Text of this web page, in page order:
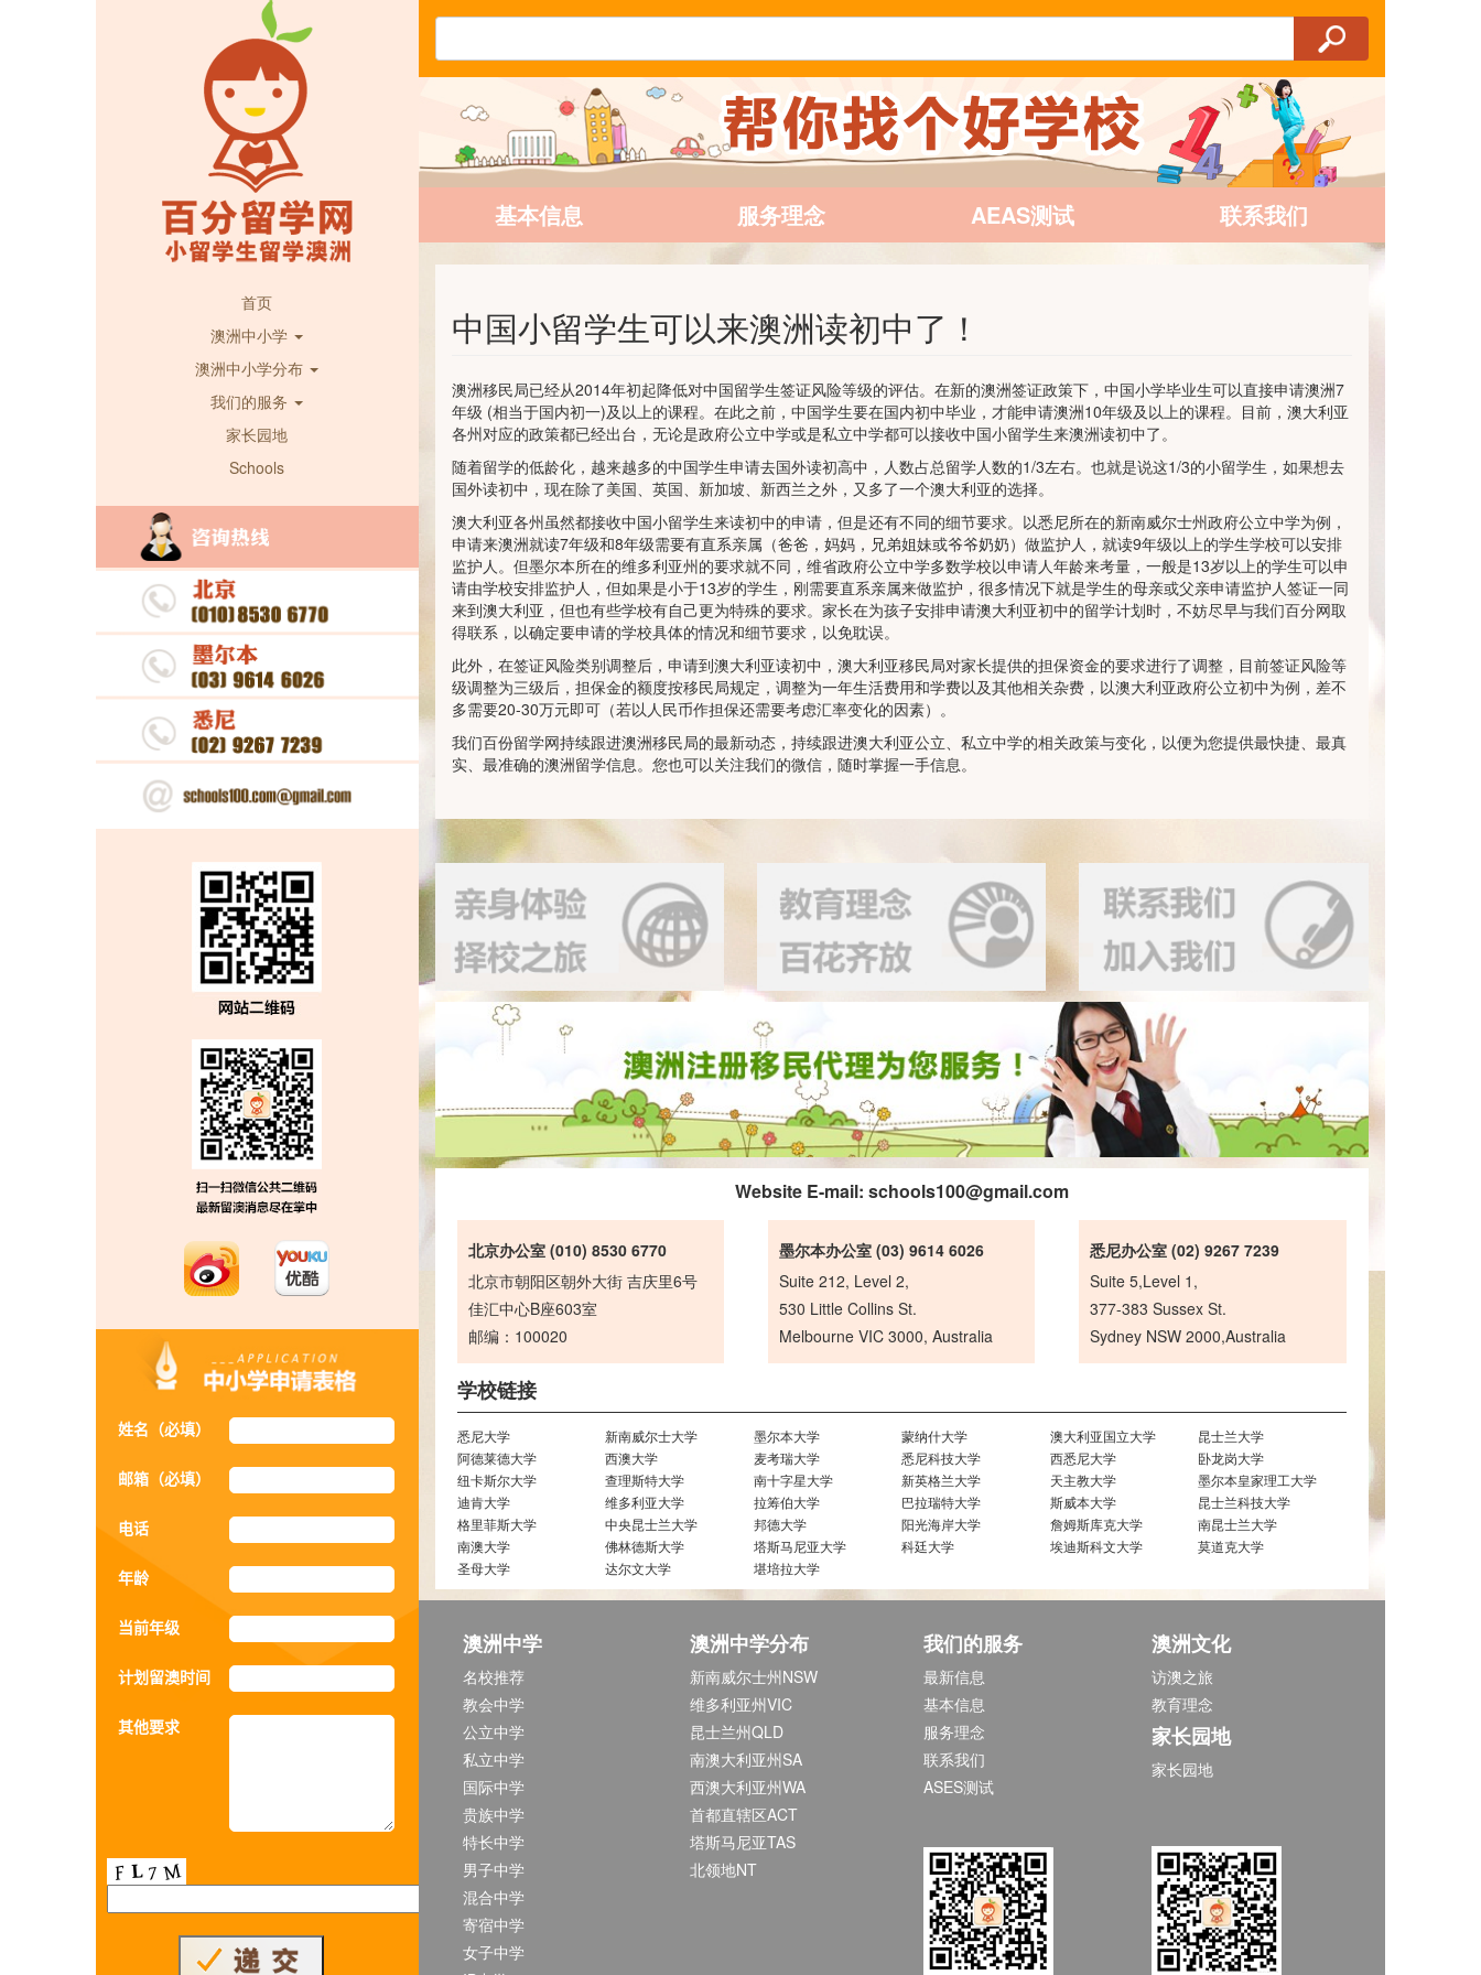
首页
澳洲中小学
澳洲中小学分布
我们的服务
家长园地
Schools
姓名（必填）
邮箱（必填）
电话
年龄
当前年级
计划留澳时间
其他要求
基本信息 服务理念 AEAS测试 联系我们
中国小留学生可以来澳洲读初中了！
澳洲移民局已经从2014年初起降低对中国留学生签证风险等级的评估。在新的澳洲签证政策下，中国小学毕业生可以直接申请澳洲7
年级 (相当于国内初一)及以上的课程。在此之前，中国学生要在国内初中毕业，才能申请澳洲10年级及以上的课程。目前，澳大利亚
各州对应的政策都已经出台，无论是政府公立中学或是私立中学都可以接收中国小留学生来澳洲读初中了。
随着留学的低龄化，越来越多的中国学生申请去国外读初高中，人数占总留学人数的1/3左右。也就是说这1/3的小留学生，如果想去
国外读初中，现在除了美国、英国、新加坡、新西兰之外，又多了一个澳大利亚的选择。
澳大利亚各州虽然都接收中国小留学生来读初中的申请，但是还有不同的细节要求。以悉尼所在的新南威尔士州政府公立中学为例，
申请来澳洲就读7年级和8年级需要有直系亲属（爸爸，妈妈，兄弟姐妹或爷爷奶奶）做监护人，就读9年级以上的学生学校可以安排
监护人。但墨尔本所在的维多利亚州的要求就不同，维省政府公立中学多数学校以申请人年龄来考量，一般是13岁以上的学生可以申
请由学校安排监护人，但如果是小于13岁的学生，刚需要直系亲属来做监护，很多情况下就是学生的母亲或父亲申请监护人签证一同
来到澳大利亚，但也有些学校有自己更为特殊的要求。家长在为孩子安排申请澳大利亚初中的留学计划时，不妨尽早与我们百分网取
得联系，以确定要申请的学校具体的情况和细节要求，以免耽误。
此外，在签证风险类别调整后，申请到澳大利亚读初中，澳大利亚移民局对家长提供的担保资金的要求进行了调整，目前签证风险等
级调整为三级后，担保金的额度按移民局规定，调整为一年生活费用和学费以及其他相关杂费，以澳大利亚政府公立初中为例，差不
多需要20-30万元即可（若以人民币作担保还需要考虑汇率变化的因素）。
我们百份留学网持续跟进澳洲移民局的最新动态，持续跟进澳大利亚公立、私立中学的相关政策与变化，以便为您提供最快捷、最真
实、最准确的澳洲留学信息。您也可以关注我们的微信，随时掌握一手信息。
Website E-mail: schools100@gmail.com
北京办公室 (010) 8530 6770
北京市朝阳区朝外大街 吉庆里6号
佳汇中心B座603室
邮编：100020
墨尔本办公室 (03) 9614 6026
Suite 212, Level 2,
530 Little Collins St.
Melbourne VIC 3000, Australia
悉尼办公室 (02) 9267 7239
Suite 5,Level 1,
377-383 Sussex St.
Sydney NSW 2000,Australia
学校链接
悉尼大学 新南威尔士大学 墨尔本大学 蒙纳什大学 澳大利亚国立大学
昆士兰大学
阿德莱德大学
西澳大学 麦考瑞大学 悉尼科技大学 西悉尼大学
卧龙岗大学
纽卡斯尔大学
查理斯特大学 南十字星大学 新英格兰大学 天主教大学
墨尔本皇家理工大学
迪肯大学
维多利亚大学 拉筹伯大学 巴拉瑞特大学 斯威本大学
昆士兰科技大学
格里菲斯大学
中央昆士兰大学 邦德大学 阳光海岸大学 詹姆斯库克大学
南昆士兰大学
南澳大学
佛林德斯大学 塔斯马尼亚大学 科廷大学 埃迪斯科文大学
莫道克大学
圣母大学
达尔文大学 堪培拉大学
澳洲中学
名校推荐
教会中学
公立中学
私立中学
国际中学
贵族中学
特长中学
男子中学
混合中学
寄宿中学
女子中学
澳洲中学分布
新南威尔士州NSW
维多利亚州VIC
昆士兰州QLD
南澳大利亚州SA
西澳大利亚州WA
首都直辖区ACT
塔斯马尼亚TAS
北领地NT
我们的服务
最新信息
基本信息
服务理念
联系我们
ASES测试
澳洲文化
访澳之旅
教育理念
家长园地
家长园地